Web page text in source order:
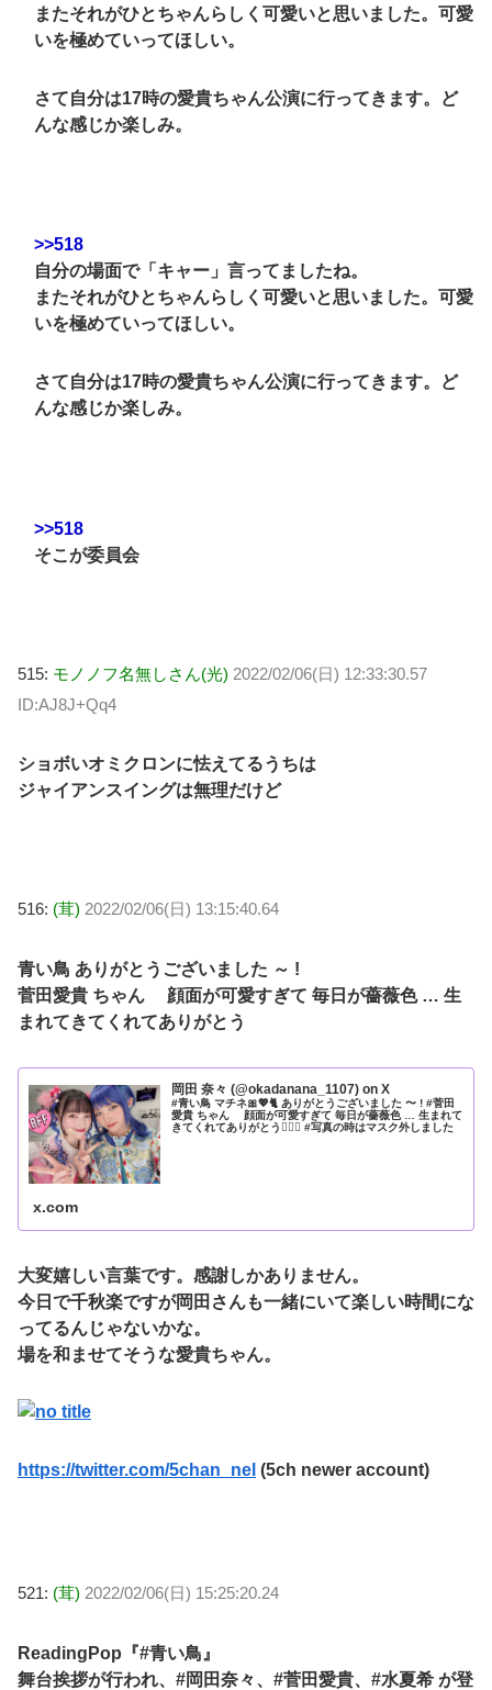
またそれがひとちゃんらしく可愛いと思いました。可愛
いを極めていってほしい。
さて自分は17時の愛貴ちゃん公演に行ってきます。ど
んな感じか楽しみ。
>>518
自分の場面で「キャー」言ってましたね。
またそれがひとちゃんらしく可愛いと思いました。可愛
いを極めていってほしい。
さて自分は17時の愛貴ちゃん公演に行ってきます。ど
んな感じか楽しみ。
>>518
そこが委員会
515: モノノフ名無しさん(光) 2022/02/06(日) 12:33:30.57
ID:AJ8J+Qq4
ショボいオミクロンに怯えてるうちは
ジャイアンスイングは無理だけど
516: (茸) 2022/02/06(日) 13:15:40.64
青い鳥 ありがとうございました ～ !
菅田愛貴 ちゃん 顔面が可愛すぎて 毎日が薔薇色 … 生
まれてきてくれてありがとう
岡田 奈々 (@okadanana_1107) on X
#青い鳥 マチネ🎀💖🐈 ありがとうございました 〜 ! #菅田
愛貴 ちゃん 顔面が可愛すぎて 毎日が薔薇色 … 生まれて
きてくれてありがとう🤦🏻‍♂️ #写真の時はマスク外しました
x.com
大変嬉しい言葉です。感謝しかありません。
今日で千秋楽ですが岡田さんも一緒にいて楽しい時間にな
ってるんじゃないかな。
場を和ませてそうな愛貴ちゃん。
https://twitter.com/5chan_nel (5ch newer account)
521: (茸) 2022/02/06(日) 15:25:20.24
ReadingPop『#青い鳥』
舞台挨拶が行われ、#岡田奈々、#菅田愛貴、#水夏希 が登